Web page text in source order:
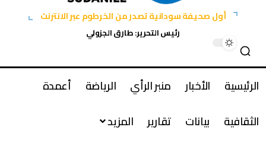
أول صحيفة سودانية تصدر من الخرطوم عبر الانترنت
رئيس التحرير: طارق الجزولي
الرئيسية الأخبار منبر الرأي الرياضة
أعمدة
الثقافية
بيانات تقارير المزيد